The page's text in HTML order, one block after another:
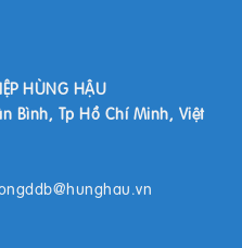
HÙNG HẬU
Bình, Tp Hồ Chí Minh, Việt